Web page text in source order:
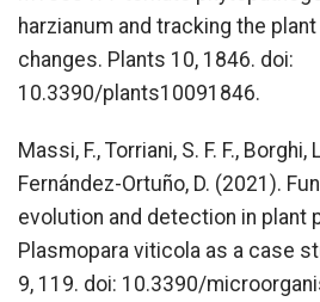
harzianum and tracking the
changes. Plants 10, 1846. doi:
10.3390/plants10091846.
Massi, F., Torriani, S. F. F.,
Fernández-Ortuño, D. (2021).
evolution and detection in plant
Plasmopara viticola as a case
9, 119. doi: 10.3390/